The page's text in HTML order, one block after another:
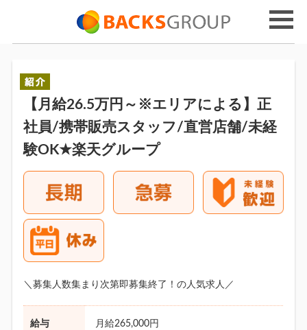
【月給26.5万円～※エリアによる】正
社員/携帯販売スタッフ/直営店舗/未経
験OK★楽天グループ
＼募集人数集まり次第即募集終了！の人気求人／
給与 月給265,000円